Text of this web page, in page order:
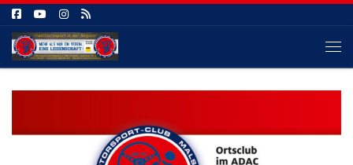
Zum Inhalt springen